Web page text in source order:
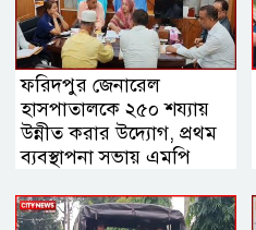
ফরিদপুর জেনারেল
হাসপাতালকে ২৫০ শয্যায়
উন্নীত করার উদ্যোগ, প্রথম
ব্যবস্থাপনা সভায় এমপি